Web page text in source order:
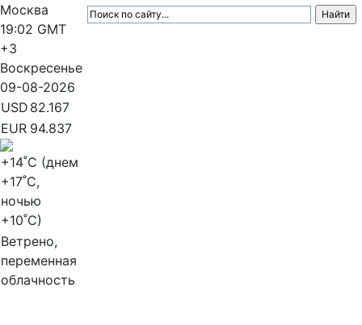
Москва
19:02 GMT
+3
Воскресенье
09-08-2026
USD 82.167
EUR 94.837
+14˚C (днем
+17˚C,
ночью
+10˚C)
Ветрено,
переменная
облачность